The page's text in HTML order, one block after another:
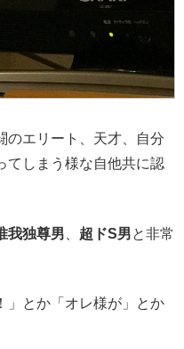
のエリート、天才、自分
てしまう様な自他共に認
我独尊男 超ドS男と非常
」とか「オレ様が」とか